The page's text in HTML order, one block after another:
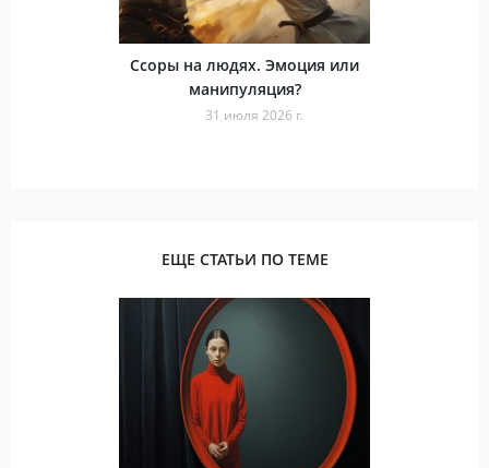
Ссоры на людях. Эмоция или
манипуляция?
31 июля 2026 г.
ЕЩЕ СТАТЬИ ПО ТЕМЕ